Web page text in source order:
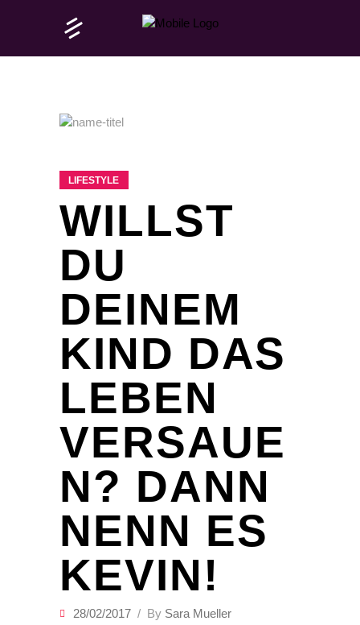
LIFESTYLE
WILLST
DU
DEINEM
KIND DAS
LEBEN
VERSAUE
N? DANN
NENN ES
KEVIN!
28/02/2017 By Sara Mueller